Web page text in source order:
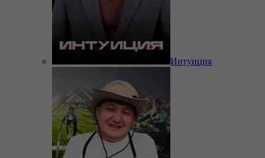
Интуиция